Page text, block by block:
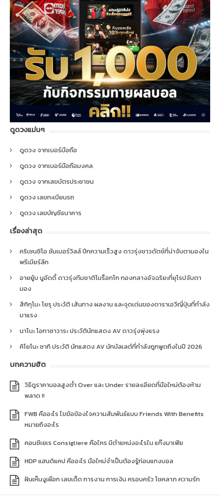
ดูดวงแม่นๆ
ดูดวง จากเบอร์มือถือ
ดูดวง จากเบอร์มือถือมงคล
ดูดวง จากเลขบัตรประชาชน
ดูดวง เลขทะเบียนรถ
ดูดวง เลขบัญชีธนาคาร
เรื่องล่าสุด
คริเซนซิโอ ซัมเมอร์วิลล์ ปีกความเร็วสูง ดาวรุ่งชาวดัตช์ที่น่าจับตามองใน
พรีเมียร์ลีก
อายยู้บ บูอัดดี้ ดาวรุ่งทีมชาติโมร็อกโก กองกลางอัจฉริยะที่ยุโรปจับตา
มอง
สึกิกุโมะ โยรุ ประวัติ เส้นทาง ผลงาน และจุดเด่นของดาราเอวีญี่ปุ่นที่กำลัง
มาแรง
นาโนะ โอกาซาวาระ ประวัตินักแสดง AV ดาวรุ่งพุ่งแรง
คิโยโนะ ซากิ ประวัติ นักแสดง AV นักบัลเลต์ที่กำลังถูกพูดถึงในปี 2026
บทความฮิต
วิธีดูราคาบอลสูงต่ำ Over และ Under รายละเอียดที่มือใหม่ต้องห้าม
พลาด !!
FWB คืออะไร ไขข้อข้องใจความสัมพันธ์แบบ Friends With Benefits
หมายถึงอะไร
คอนซีเยเร Consigliere คือใคร มีตำแหน่งอะไรใน แก๊งมาเฟีย
HDP แฮนดิแคป คืออะไร มือใหม่จำเป็นต้องรู้ก่อนแทงบอล
ฝันเห็นงูเผือก เลขเด็ด การงาน การเงิน ครอบครัว โชคลาภ ความรัก